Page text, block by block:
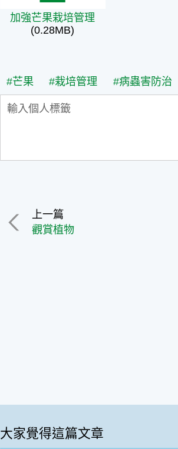
加強芒果栽培管理
(0.28MB)
#芒果 #栽培管理 #病蟲害防治
上一篇
觀賞植物
大家覺得這篇文章